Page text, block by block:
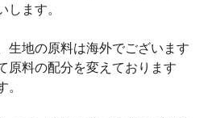
します。
生地の原料は海外でございます
原料の配分を変えております
。